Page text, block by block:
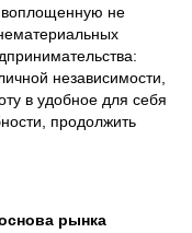
воплощенную не
независимости,
в удобное для себя
продолжить
рынка